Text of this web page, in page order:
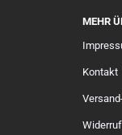
MEHR
Kontakt